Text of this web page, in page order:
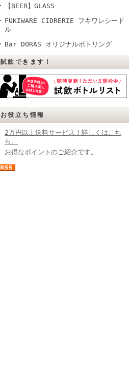
【BEER】GLASS
FUKIWARE CIDRERIE フキワレシード
ル
Bar DORAS オリジナルボトリング
試飲できます！
お役立ち情報
2万円以上送料サービス！詳しくはこち
ら。
お得なポイントのご紹介です。